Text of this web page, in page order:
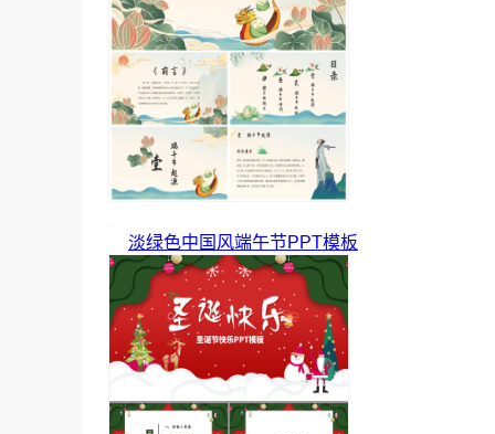
淡绿色中国风端午节PPT模板